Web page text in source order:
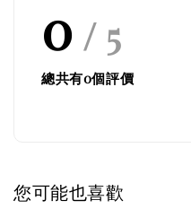
0 / 5
總共有0個評價
您可能也喜歡